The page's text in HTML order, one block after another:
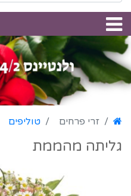
זרי פרחים טוליפים
גליתה מהממת